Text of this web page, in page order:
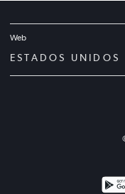
Web
ESTADOS UNIDOS